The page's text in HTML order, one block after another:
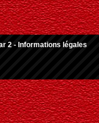
2 - Informations légales